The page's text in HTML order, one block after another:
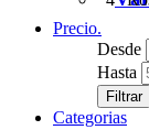
Precio.
Desde
Hasta
Filtrar
Categorias